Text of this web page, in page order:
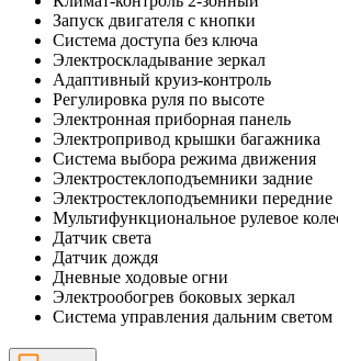
Запуск двигателя с кнопки
Система доступа без ключа
Электроскладывание зеркал
Адаптивный круиз-контроль
Регулировка руля по высоте
Электронная приборная панель
Электропривод крышки багажника
Система выбора режима движения
Электростеклоподъемники задние
Электростеклоподъемники передние
Мультифункциональное рулевое
Датчик света
Датчик дождя
Дневные ходовые огни
Электрообогрев боковых зеркал
Система управления дальним светом